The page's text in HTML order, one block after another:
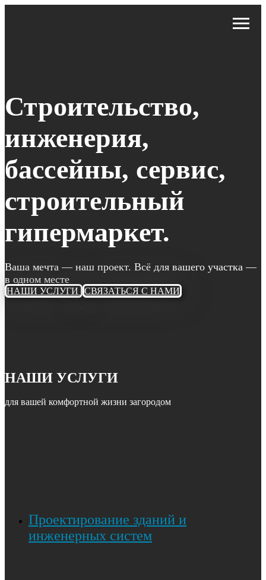
Строительство,
инженерия,
бассейны, сервис,
строительный
гипермаркет.
Ваша мечта — наш проект. Всё для вашего участка —
в одном месте
НАШИ УСЛУГИ СВЯЗАТЬСЯ С НАМИ
НАШИ УСЛУГИ
для вашей комфортной жизни загородом
Проектирование зданий и
инженерных систем